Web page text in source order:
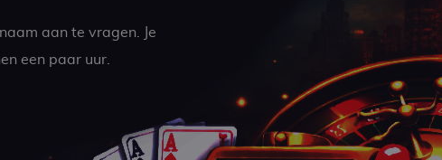
aan te vragen. Je
een paar uur.